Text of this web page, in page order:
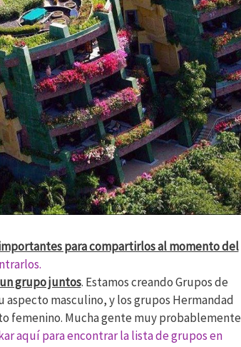
para compartirlos al momento del
grupo juntos. Estamos creando Grupos de
aspecto masculino, y los grupos Hermandad
femenino. Mucha gente muy probablemente
aquí para encontrar la lista de grupos en